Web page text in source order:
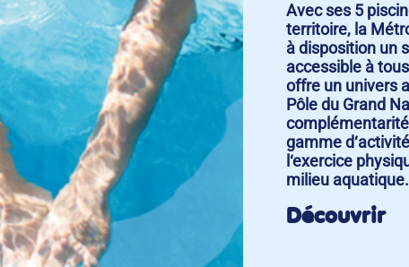
Avec ses 5
territoire, la
à disposition un
accessible à
offre un univers
Pôle du Grand
gamme
l‘exercice
milieu aquatique.
Découvrir